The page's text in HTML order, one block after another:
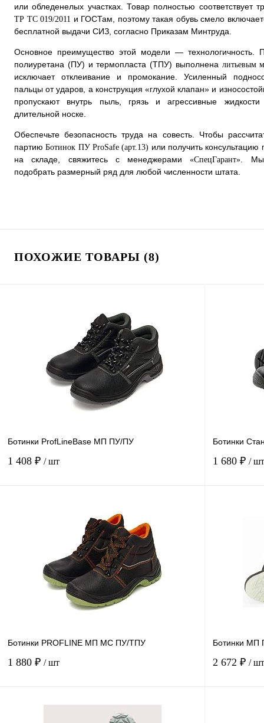
или обледенелых участках. Товар полностью соответствует
ТР ТС 019/2011 и ГОСТам, поэтому такая обувь смело
бесплатной выдачи СИЗ, согласно Приказам Минтруда.
Основное преимущество этой модели — технологичность.
полиуретана (ПУ) и термопласта (ТПУ) выполнена литьевым
исключает отклеивание и промокание. Усиленный
пальцы от ударов, а конструкция «глухой клапан» и
пропускают внутрь пыль, грязь и агрессивные
длительной носке.
Обеспечьте безопасность труда на совесть. Чтобы
партиюБотинок ПУ ProSafe (арт.13) или получить
на складе, свяжитесь с менеджерами«СпецГарант». Мы
подобрать размерный ряд для любой численности штата.
ПОХОЖИЕ ТОВАРЫ (8)
Ботинки ProfLineBase МП ПУ/ПУ
1 408 ₽ / шт
Купить в
В избранное Под заказ
48
Ботинки
1 680 ₽ / шт
36
Ботинки PROFLINE МП МС ПУ/ТПУ
1 880 ₽ / шт
Ботинки МП
2 672 ₽ / шт